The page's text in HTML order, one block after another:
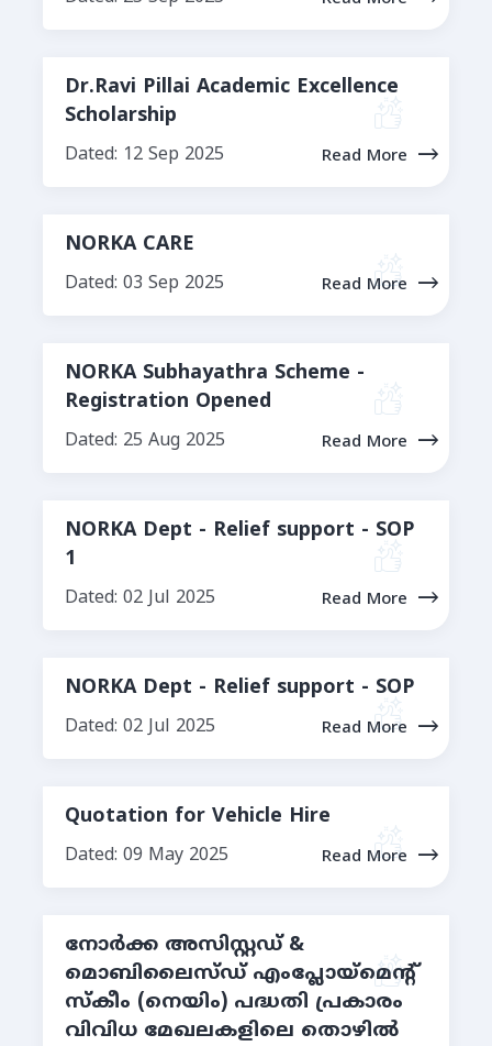
Dr.Ravi Pillai Academic Excellence
Scholarship
Dated: 12 Sep 2025 Read More
NORKA CARE
Dated: 03 Sep 2025 Read More
NORKA Subhayathra Scheme -
Registration Opened
Dated: 25 Aug 2025 Read More
NORKA Dept - Relief support - SOP
1
Dated: 02 Jul 2025 Read More
NORKA Dept - Relief support - SOP
Dated: 02 Jul 2025 Read More
Quotation for Vehicle Hire
Dated: 09 May 2025 Read More
നോർക്ക അസിസ്റ്റഡ് &
മൊബിലൈസ്ഡ് എംപ്ലോയ്‌മെന്റ്
സ്കീം (നെയിം) പദ്ധതി പ്രകാരം
വിവിധ മേഖലകളിലെ തൊഴിൽ